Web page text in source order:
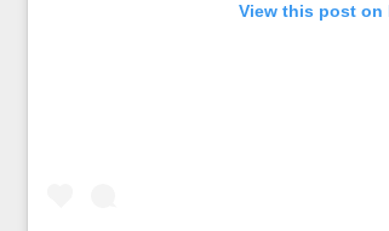
View this post on